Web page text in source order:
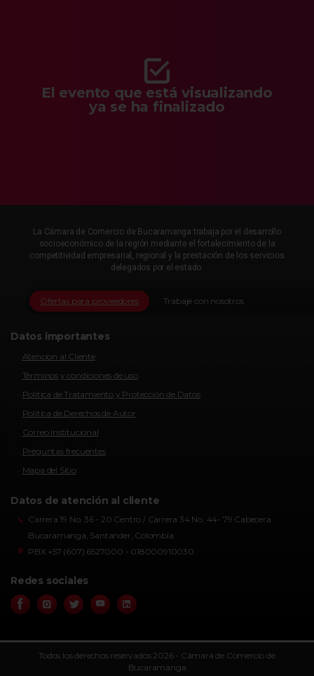
El evento que está visualizando
ya se ha finalizado
La Cámara de Comercio de Bucaramanga trabaja por el desarrollo
socioeconómico de la región mediante el fortalecimiento de la
competitividad empresarial, regional y la prestación de los servicios
delegados por el estado.
Trabaje con nosotros
Ofertas para proveedores
Datos importantes
Atencion al Cliente
Términos y condiciones de uso
Política de Tratamiento y Protección de Datos
Política de Derechos de Autor
Correo Institucional
Preguntas frecuentes
Mapa del Sitio
Datos de atención al cliente
Carrera 19 No. 36 - 20 Centro / Carrera 34 No. 44- 79 Cabecera
Bucaramanga, Santander, Colombia
PBX +57 (607) 6527000 - 018000910030
Redes sociales
Todos los derechos reservados 2026 - Cámara de Comercio de
Bucaramanga